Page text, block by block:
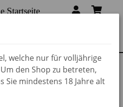
welche nur für volljährige
den Shop zu betreten,
Sie mindestens 18 Jahre alt